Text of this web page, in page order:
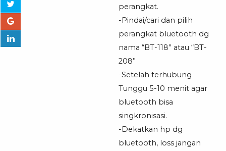
perangkat.
-Pindai/cari dan pilih
perangkat bluetooth dg
nama “BT-118” atau “BT-
208”
-Setelah terhubung
Tunggu 5-10 menit agar
bluetooth bisa
singkronisasi.
-Dekatkan hp dg
bluetooth, loss jangan